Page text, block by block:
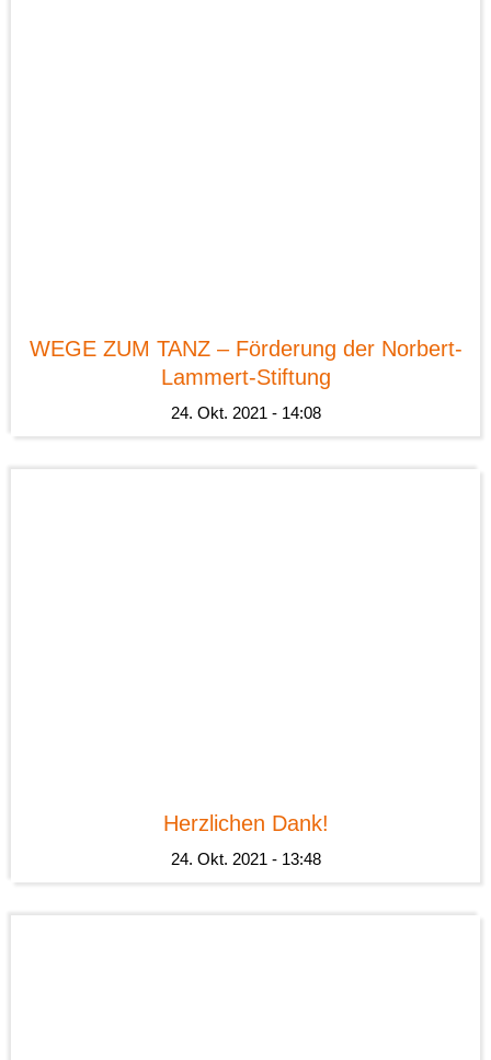
WEGE ZUM TANZ – Förderung der Norbert-
Lammert-Stiftung
24. Okt. 2021 - 14:08
Herzlichen Dank!
24. Okt. 2021 - 13:48